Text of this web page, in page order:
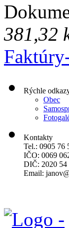
381,32
Rýchle
Obec
Kontakty
Tel.: 0905 76
IČO: 0069
DIČ: 2020 54
Email: